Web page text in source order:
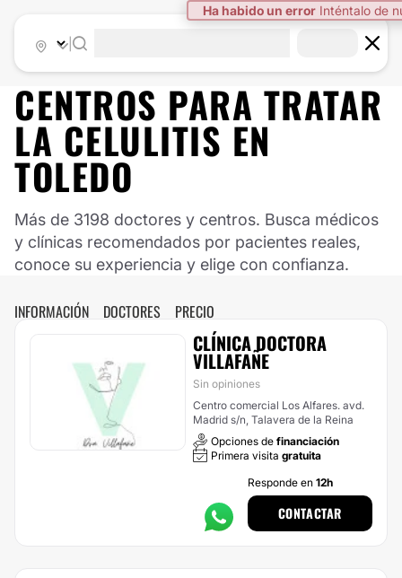
Ha habido un error Inténtalo de
CENTROS PARA TRATAR
LA CELULITIS EN
TOLEDO
Más de 3198 doctores y centros. Busca médicos
y clínicas recomendados por pacientes reales,
conoce su experiencia y elige con confianza.
INFORMACIÓN DOCTORES PRECIO
CLÍNICA DOCTORA
VILLAFAÑE
Sin opiniones
Centro comercial Los Alfares. avd.
Madrid s/n, Talavera de la Reina
Opciones de financiación
Primera visita gratuita
Responde en 12h
CONTACTAR